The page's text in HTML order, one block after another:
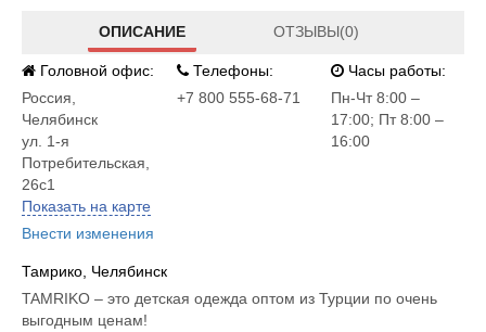
ОПИСАНИЕ ОТЗЫВЫ(0)
Головной офис:
Россия
Челябинск
ул. 1-я
Потребительская,
26с1
Показать на карте
Внести изменения
Телефоны:
+7 800 555-68-71
Часы работы:
Пн-Чт 8:00 –
17:00; Пт 8:00 –
16:00
Тамрико, Челябинск
TAMRIKO – это детская одежда оптом из Турции по очень
выгодным ценам!